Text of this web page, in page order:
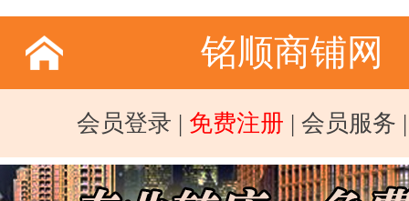
铭顺商铺网
会员登录 | 免费注册 | 会员服务